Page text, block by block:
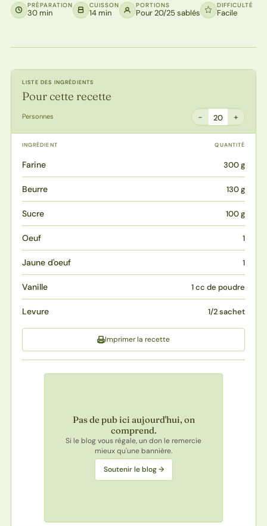
PRÉPARATION
30 min
CUISSON
14 min
PORTIONS
Pour 20/25 sablés
DIFFICULTÉ
Facile
LISTE DES INGRÉDIENTS
Pour cette recette
Personnes − 20 +
INGRÉDIENT QUANTITÉ
Farine 300 g
Beurre 130 g
Sucre 100 g
Oeuf 1
Jaune d'oeuf 1
Vanille 1 cc de poudre
Levure 1/2 sachet
Imprimer la recette
Pas de pub ici aujourd'hui, on
comprend.
Si le blog vous régale, un don le remercie
mieux qu'une bannière.
Soutenir le blog →